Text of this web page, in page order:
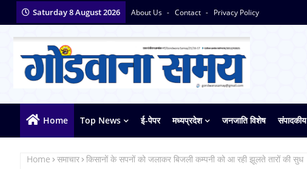
Saturday 8 August 2026 About Us Contact Privacy Policy
Home Top News ई-पेपर मध्यप्रदेश जनजाति विशेष संपादकीय
Home समाचार किसानों के सपनों को जलाकर बिजली कम्पनी को आ रही झूलते तारों की सुध